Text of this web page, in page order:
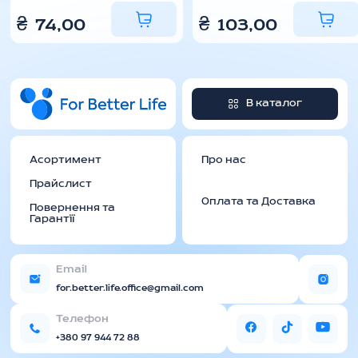
74,00
₴ 103,00
₴
В каталог
Асортимент
Прайслист
Повернення та
Гарантії
Про нас
Оплата та Доставка
Email
for.better.life.office@gmail.com
Телефон
+380 97 944 72 88